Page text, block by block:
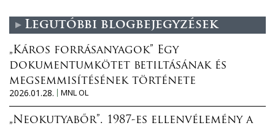
Legutóbbi blogbejegyzések
„Káros forrásanyagok” Egy
dokumentumkötet betiltásának és
megsemmisítésének története
2026.01.28.
MNL OL
„Neokutyabőr”. 1987-es ellenvélemény a